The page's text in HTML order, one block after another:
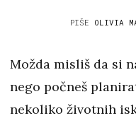
PIŠE OLIVIA
Možda misliš da si
nego počneš
nekoliko životnih